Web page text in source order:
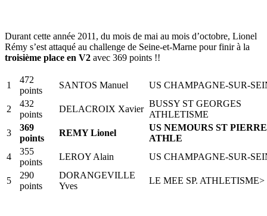
Durant cette année 2011, du mois de mai au mois d’octobre, Lionel
Rémy s’est attaqué au challenge de Seine-et-Marne pour finir à la
troisième place en V2 avec 369 points !!
1
472
points
SANTOS Manuel US CHAMPAGNE-SUR-
2
432
points
DELACROIX Xavier
BUSSY ST GEORGES
ATHLETISME
3
369
points
REMY Lionel
US NEMOURS ST PIERRE
ATHLE
4
355
points
LEROY Alain US CHAMPAGNE-SUR-
5
290
points
DORANGEVILLE
Yves
LE MEE SP. ATHLETISME>